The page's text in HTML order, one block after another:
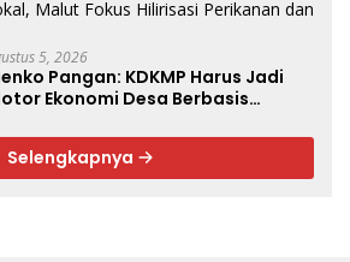
5, 2026
Pangan: KDKMP Harus Jadi
Ekonomi Desa Berbasis
dan Perkebunan
Selengkapnya